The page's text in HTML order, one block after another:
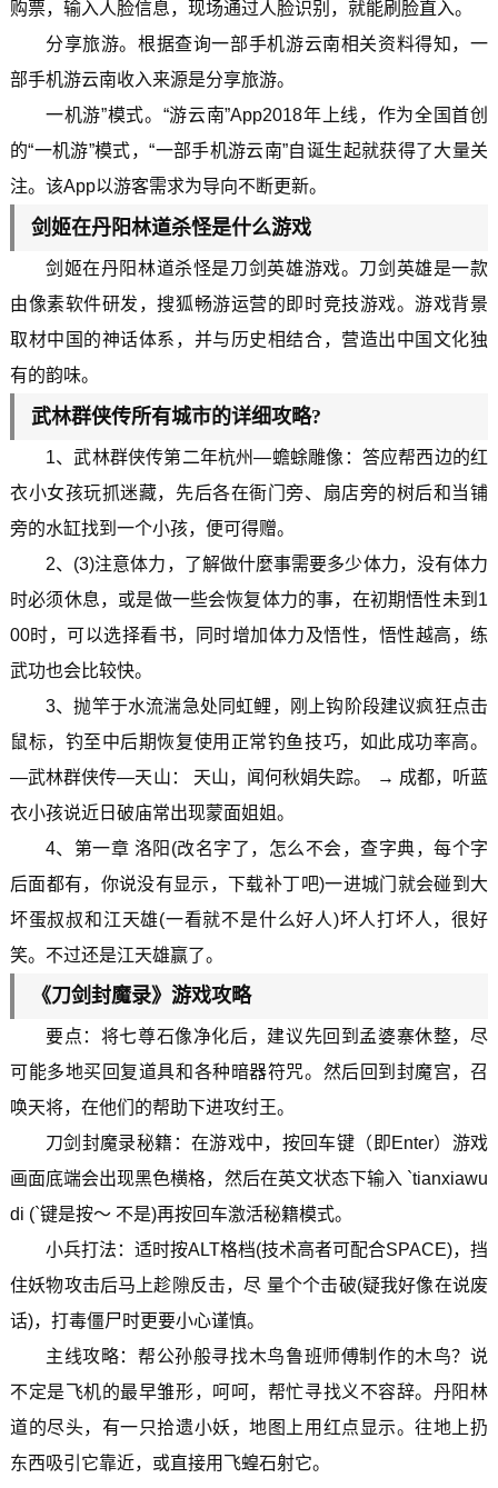
购票，输入人脸信息，现场通过人脸识别，就能刷脸直入。
分享旅游。根据查询一部手机游云南相关资料得知，一
部手机游云南收入来源是分享旅游。
一机游”模式。“游云南”App2018年上线，作为全国首创
的“一机游”模式，“一部手机游云南”自诞生起就获得了大量关
注。该App以游客需求为导向不断更新。
剑姬在丹阳林道杀怪是什么游戏
剑姬在丹阳林道杀怪是刀剑英雄游戏。刀剑英雄是一款
由像素软件研发，搜狐畅游运营的即时竞技游戏。游戏背景
取材中国的神话体系，并与历史相结合，营造出中国文化独
有的韵味。
武林群侠传所有城市的详细攻略?
1、武林群侠传第二年杭州—蟾蜍雕像：答应帮西边的红
衣小女孩玩抓迷藏，先后各在衙门旁、扇店旁的树后和当铺
旁的水缸找到一个小孩，便可得赠。
2、(3)注意体力，了解做什麼事需要多少体力，没有体力
时必须休息，或是做一些会恢复体力的事，在初期悟性未到1
00时，可以选择看书，同时增加体力及悟性，悟性越高，练
武功也会比较快。
3、抛竿于水流湍急处同虹鲤，刚上钩阶段建议疯狂点击
鼠标，钓至中后期恢复使用正常钓鱼技巧，如此成功率高。
—武林群侠传—天山： 天山，闻何秋娟失踪。 → 成都，听蓝
衣小孩说近日破庙常出现蒙面姐姐。
4、第一章 洛阳(改名字了，怎么不会，查字典，每个字
后面都有，你说没有显示，下载补丁吧)一进城门就会碰到大
坏蛋叔叔和江天雄(一看就不是什么好人)坏人打坏人，很好
笑。不过还是江天雄赢了。
《刀剑封魔录》游戏攻略
要点：将七尊石像净化后，建议先回到孟婆寨休整，尽
可能多地买回复道具和各种暗器符咒。然后回到封魔宫，召
唤天将，在他们的帮助下进攻纣王。
刀剑封魔录秘籍：在游戏中，按回车键（即Enter）游戏
画面底端会出现黑色横格，然后在英文状态下输入 `tianxiawu
di (`键是按～ 不是)再按回车激活秘籍模式。
小兵打法：适时按ALT格档(技术高者可配合SPACE)，挡
住妖物攻击后马上趁隙反击，尽 量个个击破(疑我好像在说废
话)，打毒僵尸时更要小心谨慎。
主线攻略：帮公孙般寻找木鸟鲁班师傅制作的木鸟？说
不定是飞机的最早雏形，呵呵，帮忙寻找义不容辞。丹阳林
道的尽头，有一只拾遗小妖，地图上用红点显示。往地上扔
东西吸引它靠近，或直接用飞蝗石射它。